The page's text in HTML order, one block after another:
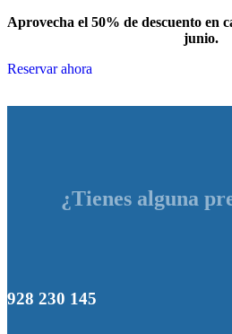
Aprovecha el 50% de descuento en
junio.
Reservar ahora
¿Tienes alguna
928 230 145